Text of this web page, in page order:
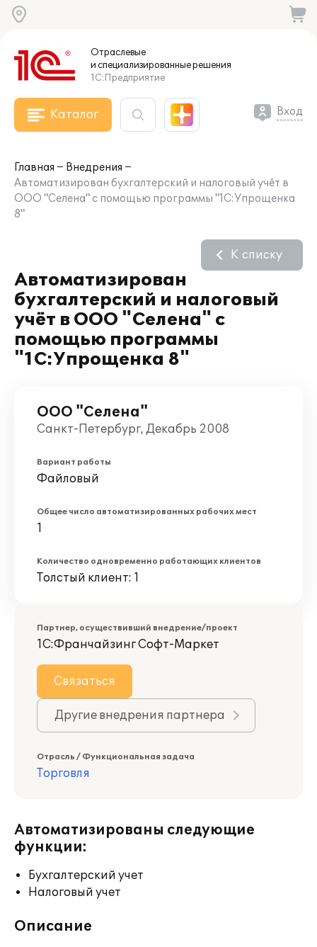
Отраслевые
и специализированныерешения
1С:Предприятие
Каталог Вход
Главная
Внедрения
Автоматизирован бухгалтерский и налоговый учёт в
ООО "Селена" с помощью программы "1С:Упрощенка
8"
Автоматизирован
бухгалтерский и налоговый
учёт в ООО "Селена" с
помощью программы
"1С:Упрощенка 8"
К списку
ООО "Селена"
Санкт-Петербург, Декабрь 2008
Вариант работы
Файловый
Общее число автоматизированных рабочих мест
1
Количество одновременно работающих клиентов
Толстый клиент: 1
Партнер, осуществивший внедрение/проект
1С:Франчайзинг Софт-Маркет
Связаться
Другие внедрения партнера
Отрасль / Функциональная задача
Торговля
Автоматизированы следующие
функции:
Бухгалтерский учет
Налоговый учет
Описание